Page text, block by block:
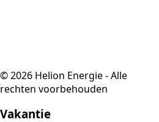
© 2026 Helion Energie - Alle
rechten voorbehouden
Vakantie